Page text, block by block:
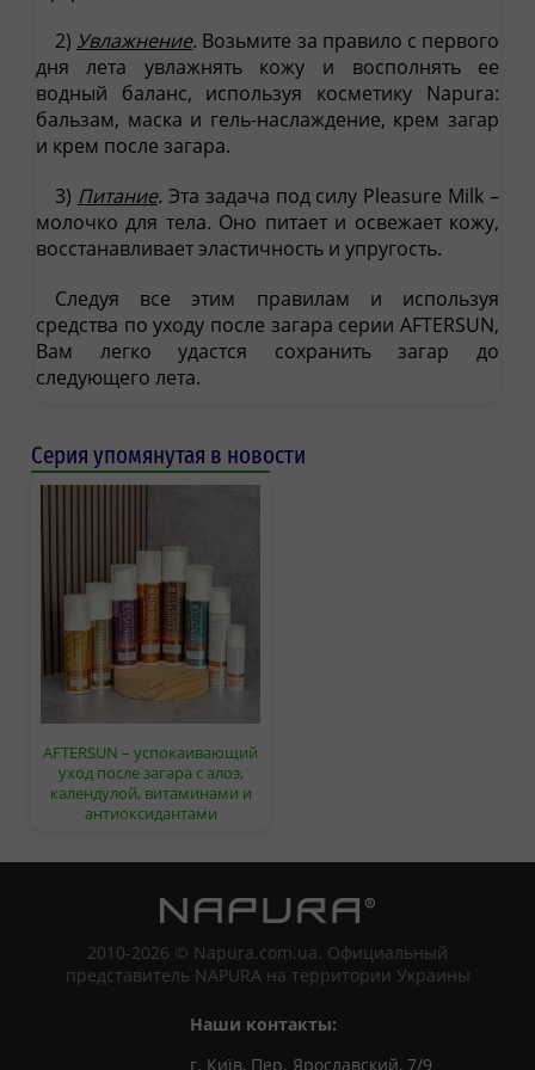
2) Увлажнение. Возьмите за правило с первого
дня лета увлажнять кожу и восполнять ее
водный баланс, используя косметику Napura:
бальзам, маска и гель-наслаждение, крем загар
и крем после загара.
3) Питание. Эта задача под силу Pleasure Milk –
молочко для тела. Оно питает и освежает кожу,
восстанавливает эластичность и упругость.
Следуя все этим правилам и используя
средства по уходу после загара серии AFTERSUN,
Вам легко удастся сохранить загар до
следующего лета.
Серия упомянутая в новости
AFTERSUN – успокаивающий
уход после загара с алоэ,
календулой, витаминами и
антиоксидантами
2010-2026 © Napura.com.ua. Официальный
представитель NAPURA на территории Украины
Наши контакты:
г. Київ, Пер. Ярославский, 7/9